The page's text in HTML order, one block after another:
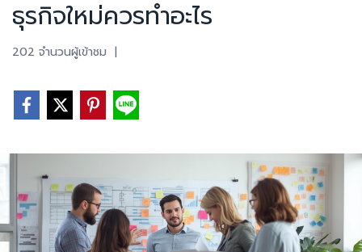
ธุรกิจใหม่ควรทำอะไร
202 จำนวนผู้เข้าชม |